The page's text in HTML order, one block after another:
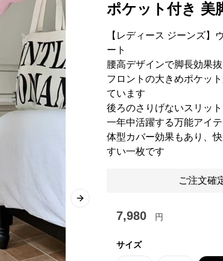
Next slide
ポケット付き 美
【レディース ジーンズ】
ート
腰高デザインで脚長効果
フロントの大きめポケッ
ています
後ろのさりげないスリッ
一年中活躍する万能アイ
体型カバー効果もあり、
すい一枚です
ご注文確
7,980 円
サイズ